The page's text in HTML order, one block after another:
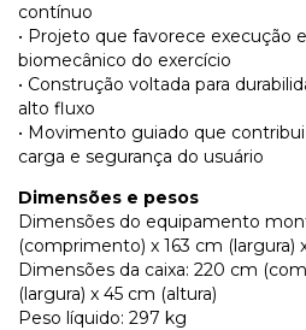
contínuo
• Projeto que favorece execução
biomecânico do exercício
• Construção voltada para
alto fluxo
• Movimento guiado que
carga e segurança do usuário
Dimensões e pesos
Dimensões do equipamento
(comprimento) x 163 cm (largura)
Dimensões da caixa: 220 cm
(largura) x 45 cm (altura)
Peso líquido: 297 kg